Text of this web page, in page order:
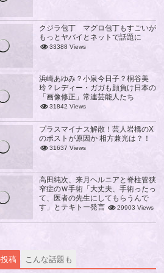
クジラ包丁 マグロ包丁もすごいが
もっとヤバイとネットで話題に
33388 Views
浜崎あゆみ？小泉今日子？桐谷美
玲？レディー・ガガも顔負け日本の
「画像修正」常連芸能人たち
31842 Views
プラスマイナス解散！芸人岩橋のX
のポストが原因か 相方兼光は？！
31637 Views
高田純次、来月ヘルニアと脊柱管狭
窄症のＷ手術「大丈夫、手術ったっ
て、医者の先生にしてもらうんで
す」とテキトー発言
29903 Views
稿 こんな話題も